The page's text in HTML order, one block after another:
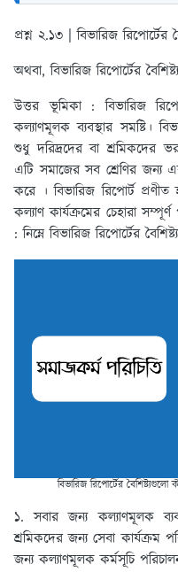
প্রশ্ন ২.১৩ | বিভারিজ রিপোর্টের
অথবা, বিভারিজ রিপোর্টের
উত্তর ভূমিকা : বিভারিজ
কল্যাণমূলক ব্যবস্থার সমষ্টি।
শুধু দরিদ্রদের বা শ্রমিকদের
এটি সমাজের সব শ্রেণির জন্য
করে । বিভারিজ রিপোর্ট প্রণীত
কল্যাণ কার্যক্রমের চেহারা
: নিম্নে বিভারিজ রিপোর্টের
বিভারিজ রিপোর্টের
১. সবার জন্য কল্যাণমূলক
শ্রমিকদের জন্য সেবা কার্যক্রম
জন্য কল্যাণমূলক কর্মসূচি